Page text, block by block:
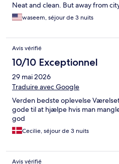
Neat and clean. But away from
waseem, séjour de 3 nuits
Avis vérifié
10/10 Exceptionnel
29 mai 2026
Traduire avec Google
Verden bedste oplevelse
gode til at hjælpe hvis man
god
Cecilie, séjour de 3 nuits
Avis vérifié